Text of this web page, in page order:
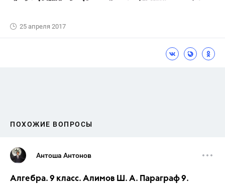
25 апреля 2017
ПОХОЖИЕ ВОПРОСЫ
Антоша Антонов
Алгебра. 9 класс. Алимов Ш. А. Параграф 9.